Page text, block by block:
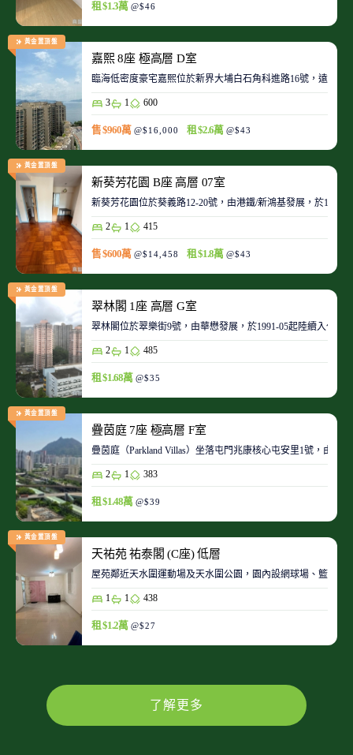
租 $1.3萬 @$46
黃金置頂盤
嘉熙 8座 極高層 D室
臨海低密度豪宅嘉熙位於新界大埔白石角科進路16號，遠離
3 1 600
售 $960萬 @$16,000 租 $2.6萬 @$43
黃金置頂盤
新葵芳花園 B座 高層 07室
新葵芳花園位於葵義路12-20號，由港鐵/新鴻基發展，於
2 1 415
售 $600萬 @$14,458 租 $1.8萬 @$43
黃金置頂盤
翠林閣 1座 高層 G室
翠林閣位於翠樂街9號，由華懋發展，於1991-05起陸續入伙
2 1 485
租 $1.68萬 @$35
黃金置頂盤
疊茵庭 7座 極高層 F室
疊茵庭（Parkland Villas）坐落屯門兆康核心屯安里1號，由
2 1 383
租 $1.48萬 @$39
黃金置頂盤
天祐苑 祐泰閣 (C座) 低層
屋苑鄰近天水圍運動場及天水圍公園，園內設網球場、籃球
1 1 438
租 $1.2萬 @$27
了解更多